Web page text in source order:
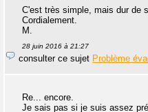
C'est très simple, mais dur de
Cordialement.
M.
28 juin 2016 à 21:27
consulter ce sujet Problème
Re... encore.
Je sais pas si je suis assez